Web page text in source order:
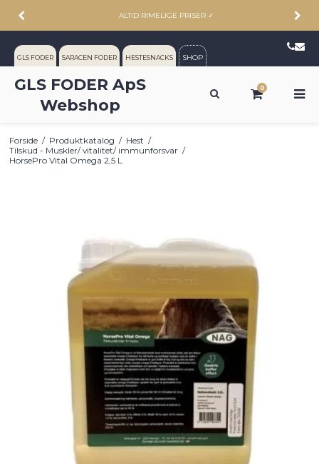
ALTID RIMELIGE PRISER✓
GLS FODER SARACEN FODER HESTESNACKS SHOP
GLS FODER ApS
Webshop
0
Forside / Produktkatalog / Hest /
Tilskud - Muskler/ vitalitet/ immunforsvar /
HorsePro Vital Omega 2,5 L